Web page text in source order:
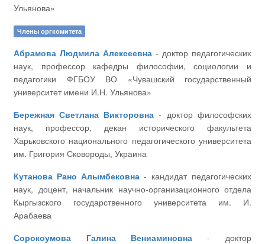
Ульянова»
Члены оргкомитета
Абрамова Людмила Алексеевна
наук, профессор кафедры философии, социологии и
педагогики ФГБОУ ВО «Чувашский государственный
университет имени И.Н. Ульянова»
Бережная Светлана Викторовна
наук, профессор, декан исторического факультета
Харьковского национального педагогического университета
им. Григория Сковороды, Украина
Кутанова Рано Алымбековна
наук, доцент, начальник научно-организационного отдела
Кыргызского государственного университета им. И.
Арабаева
Сорокоумова Галина Вениаминовна